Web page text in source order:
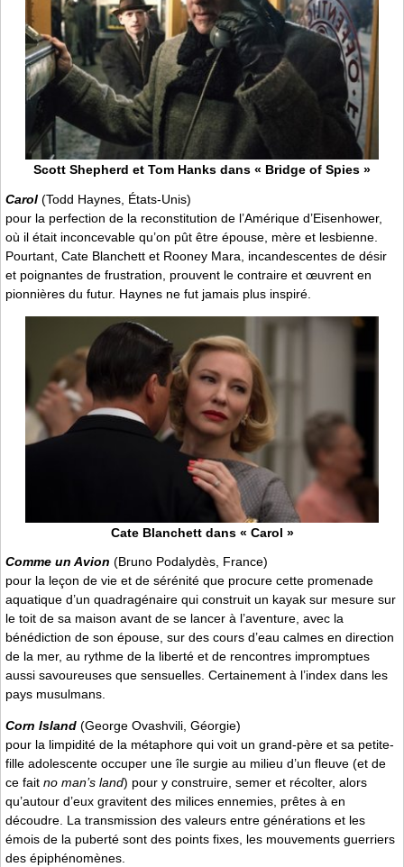
Scott Shepherd et Tom Hanks dans « Bridge of Spies »
Carol (Todd Haynes, États-Unis)
pour la perfection de la reconstitution de l’Amérique d’Eisenhower,
où il était inconcevable qu’on pût être épouse, mère et lesbienne.
Pourtant, Cate Blanchett et Rooney Mara, incandescentes de désir
et poignantes de frustration, prouvent le contraire et œuvrent en
pionnières du futur. Haynes ne fut jamais plus inspiré.
Cate Blanchett dans « Carol »
Comme un Avion (Bruno Podalydès, France)
pour la leçon de vie et de sérénité que procure cette promenade
aquatique d’un quadragénaire qui construit un kayak sur mesure sur
le toit de sa maison avant de se lancer à l’aventure, avec la
bénédiction de son épouse, sur des cours d’eau calmes en direction
de la mer, au rythme de la liberté et de rencontres impromptues
aussi savoureuses que sensuelles. Certainement à l’index dans les
pays musulmans.
Corn Island (George Ovashvili, Géorgie)
pour la limpidité de la métaphore qui voit un grand-père et sa petite-
fille adolescente occuper une île surgie au milieu d’un fleuve (et de
ce fait no man’s land) pour y construire, semer et récolter, alors
qu’autour d’eux gravitent des milices ennemies, prêtes à en
découdre. La transmission des valeurs entre générations et les
émois de la puberté sont des points fixes, les mouvements guerriers
des épiphénomènes.